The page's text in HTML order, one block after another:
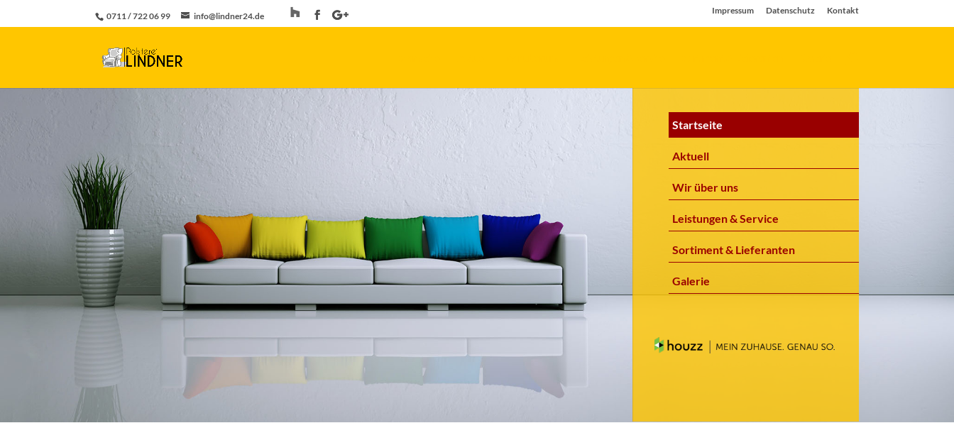
0711 / 722 06 99 info@lindner24.de
Impressum Datenschutz Kontakt
Startseite
Aktuell
Wir über uns
Leistungen & Service
Sortiment & Lieferanten
Galerie